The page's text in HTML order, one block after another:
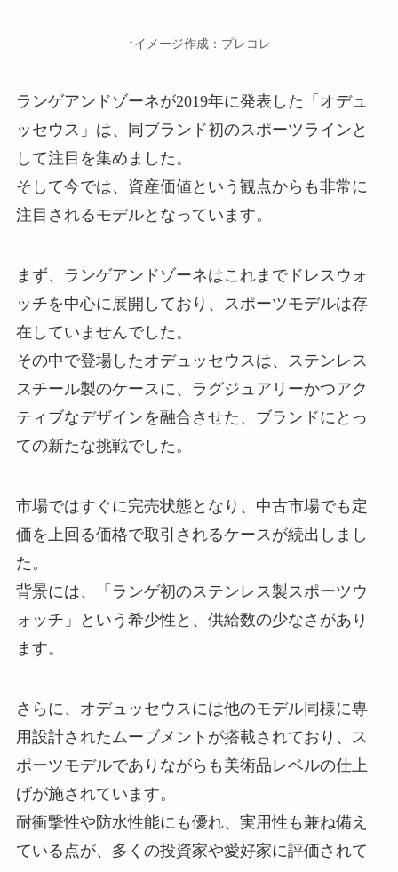
↑イメージ作成：プレコレ
ランゲアンドゾーネが2019年に発表した「オデュ
ッセウス」は、同ブランド初のスポーツラインと
して注目を集めました。
そして今では、資産価値という観点からも非常に
注目されるモデルとなっています。
まず、ランゲアンドゾーネはこれまでドレスウォ
ッチを中心に展開しており、スポーツモデルは存
在していませんでした。
その中で登場したオデュッセウスは、ステンレス
スチール製のケースに、ラグジュアリーかつアク
ティブなデザインを融合させた、ブランドにとっ
ての新たな挑戦でした。
市場ではすぐに完売状態となり、中古市場でも定
価を上回る価格で取引されるケースが続出しまし
た。
背景には、「ランゲ初のステンレス製スポーツウ
ォッチ」という希少性と、供給数の少なさがあり
ます。
さらに、オデュッセウスには他のモデル同様に専
用設計されたムーブメントが搭載されており、ス
ポーツモデルでありながらも美術品レベルの仕上
げが施されています。
耐衝撃性や防水性能にも優れ、実用性も兼ね備え
ている点が、多くの投資家や愛好家に評価されて